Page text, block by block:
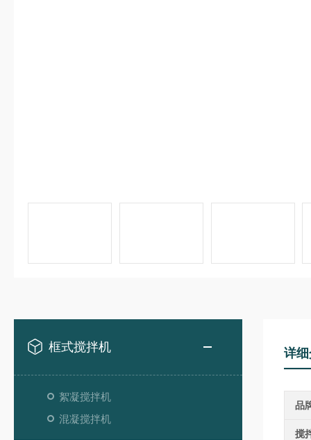
框式搅拌机
絮凝搅拌机
混凝搅拌机
详
品
搅